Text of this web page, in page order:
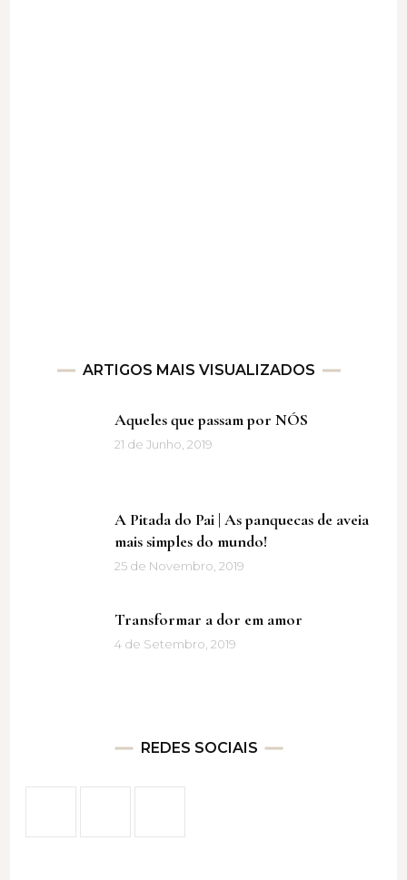
ARTIGOS MAIS VISUALIZADOS
Aqueles que passam por NÓS
21 de Junho, 2019
A Pitada do Pai | As panquecas de aveia
mais simples do mundo!
25 de Novembro, 2019
Transformar a dor em amor
4 de Setembro, 2019
REDES SOCIAIS